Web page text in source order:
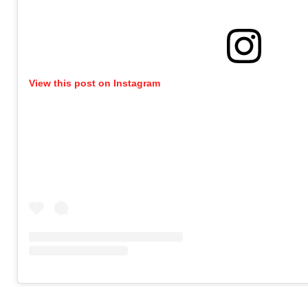
View this post on Instagram